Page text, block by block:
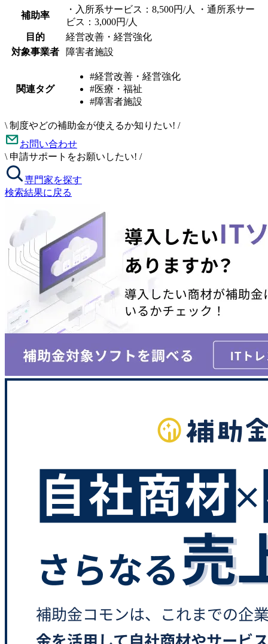
補助率
・入所系サービス：8,500円/人 ・通所系サー
ビス：3,000円/人
目的
経営改善・経営強化
対象事業者
障害者施設
関連タグ
#経営改善・経営強化
#医療・福祉
#障害者施設
\ 制度やどの補助金が使えるか知りたい! /
お問い合わせ
\ 申請サポートをお願いしたい! /
専門家を探す
検索結果に戻る